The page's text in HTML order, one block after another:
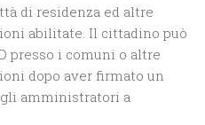
di residenza ed altre
abilitate. Il cittadino può
presso i comuni o altre
dopo aver firmato un
amministratori a